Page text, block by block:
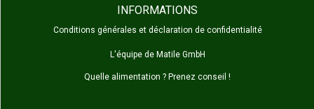
INFORMATIONS
Conditions générales et déclaration de confidentialité
L'équipe de Matile GmbH
Quelle alimentation ? Prenez conseil !